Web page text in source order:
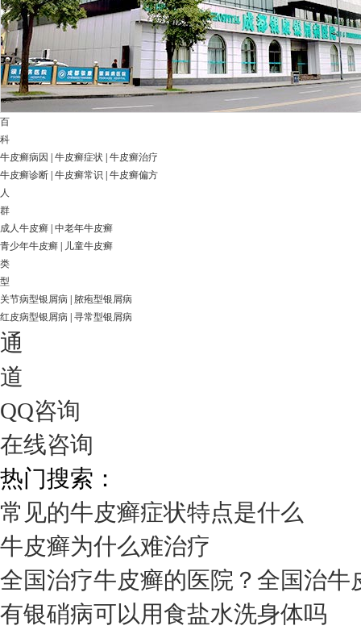
百
科
牛皮癣病因
牛皮癣症状 牛皮癣治疗
牛皮癣诊断 牛皮癣常识
牛皮癣偏方
人
群
成人牛皮癣 中老年牛皮癣
青少年牛皮癣
儿童牛皮癣
类
型
关节病型银屑病
脓疱型银屑病
红皮病型银屑病 寻常型银屑病
通
道
QQ咨询
在线咨询
热门搜索：
常见的牛皮癣症状特点是什么
牛皮癣为什么难治疗
全国治疗牛皮癣的医院？全国治牛
有银硝病可以用食盐水洗身体吗